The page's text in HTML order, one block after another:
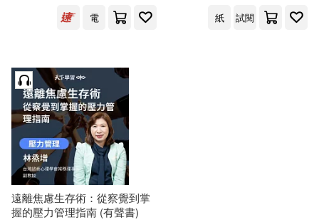
可超商取貨(2) 可海外宅配(2)
可新加坡店取(2)
可菲律賓店取(2)
電子書 (可複選)
電
紙
試閱
遠離焦慮生存術：從察覺到掌
握的壓力管理指南 (有聲書)